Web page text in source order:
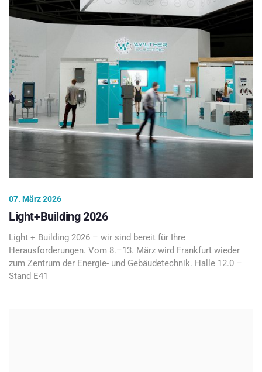
07. März 2026
Light+Building 2026
Light + Building 2026 – wir sind bereit für Ihre
Herausforderungen. Vom 8.–13. März wird Frankfurt wieder
zum Zentrum der Energie- und Gebäudetechnik. Halle 12.0 –
Stand E41